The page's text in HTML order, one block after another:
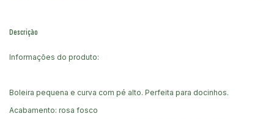
Descrição
Informações do produto:
Boleira pequena e curva com pé alto. Perfeita para docinhos.
Acabamento: rosa fosco